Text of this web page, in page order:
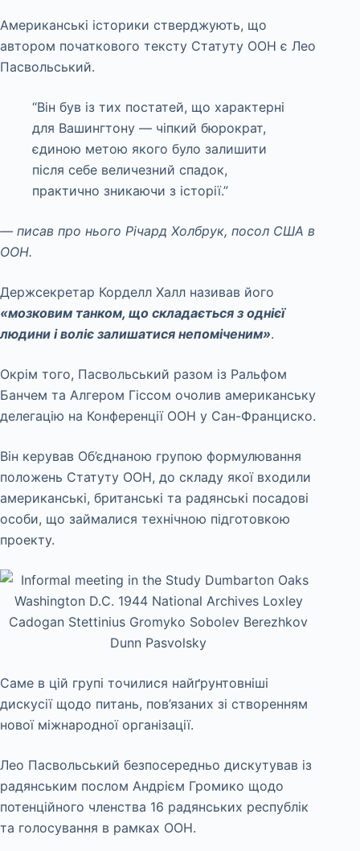
Американські історики стверджують, що
автором початкового тексту Статуту ООН є Лео
Пасвольський.
“Він був із тих постатей, що характерні
для Вашингтону — чіпкий бюрократ,
єдиною метою якого було залишити
після себе величезний спадок,
практично зникаючи з історії.”
— писав про нього Річард Холбрук, посол США в
ООН.
Держсекретар Корделл Халл називав його
«мозковим танком, що складається з однієї
людини і воліє залишатися непоміченим».
Окрім того, Пасвольський разом із Ральфом
Банчем та Алгером Гіссом очолив американську
делегацію на Конференції ООН у Сан-Франциско.
Він керував Об’єднаною групою формулювання
положень Статуту ООН, до складу якої входили
американські, британські та радянські посадові
особи, що займалися технічною підготовкою
проекту.
Саме в цій групі точилися найґрунтовніші
дискусії щодо питань, пов’язаних зі створенням
нової міжнародної організації.
Лео Пасвольський безпосередньо дискутував із
радянським послом Андрієм Громико щодо
потенційного членства 16 радянських республік
та голосування в рамках ООН.